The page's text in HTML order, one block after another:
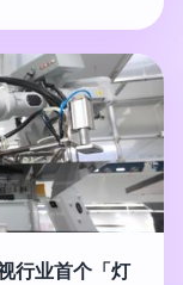
行业首个「灯